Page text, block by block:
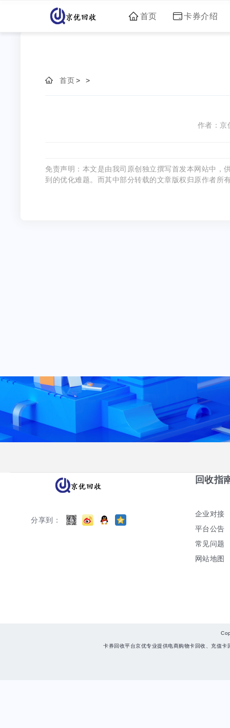
首页 卡券介绍
首页> >
作者：京
免责声明：本文是由我司原创独立撰写首发本网站中，
到的优化难题。而其中部分转载的文章版权归原作者所
分享到：
回收指
企业对接
平台公告
常见问题
网站地图
卡券回收平台京优专业提供电商购物卡回收、充值